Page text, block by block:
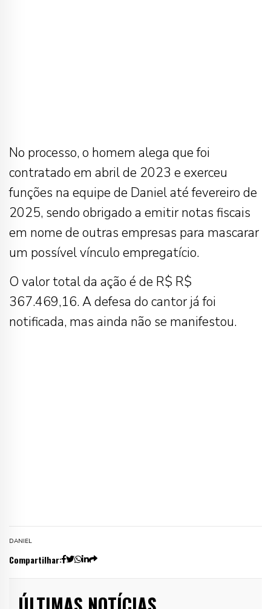
No processo, o homem alega que foi
contratado em abril de 2023 e exerceu
funções na equipe de Daniel até fevereiro de
2025, sendo obrigado a emitir notas fiscais
em nome de outras empresas para mascarar
um possível vínculo empregatício.
O valor total da ação é de R$ R$
367.469,16. A defesa do cantor já foi
notificada, mas ainda não se manifestou.
DANIEL
Compartilhar: